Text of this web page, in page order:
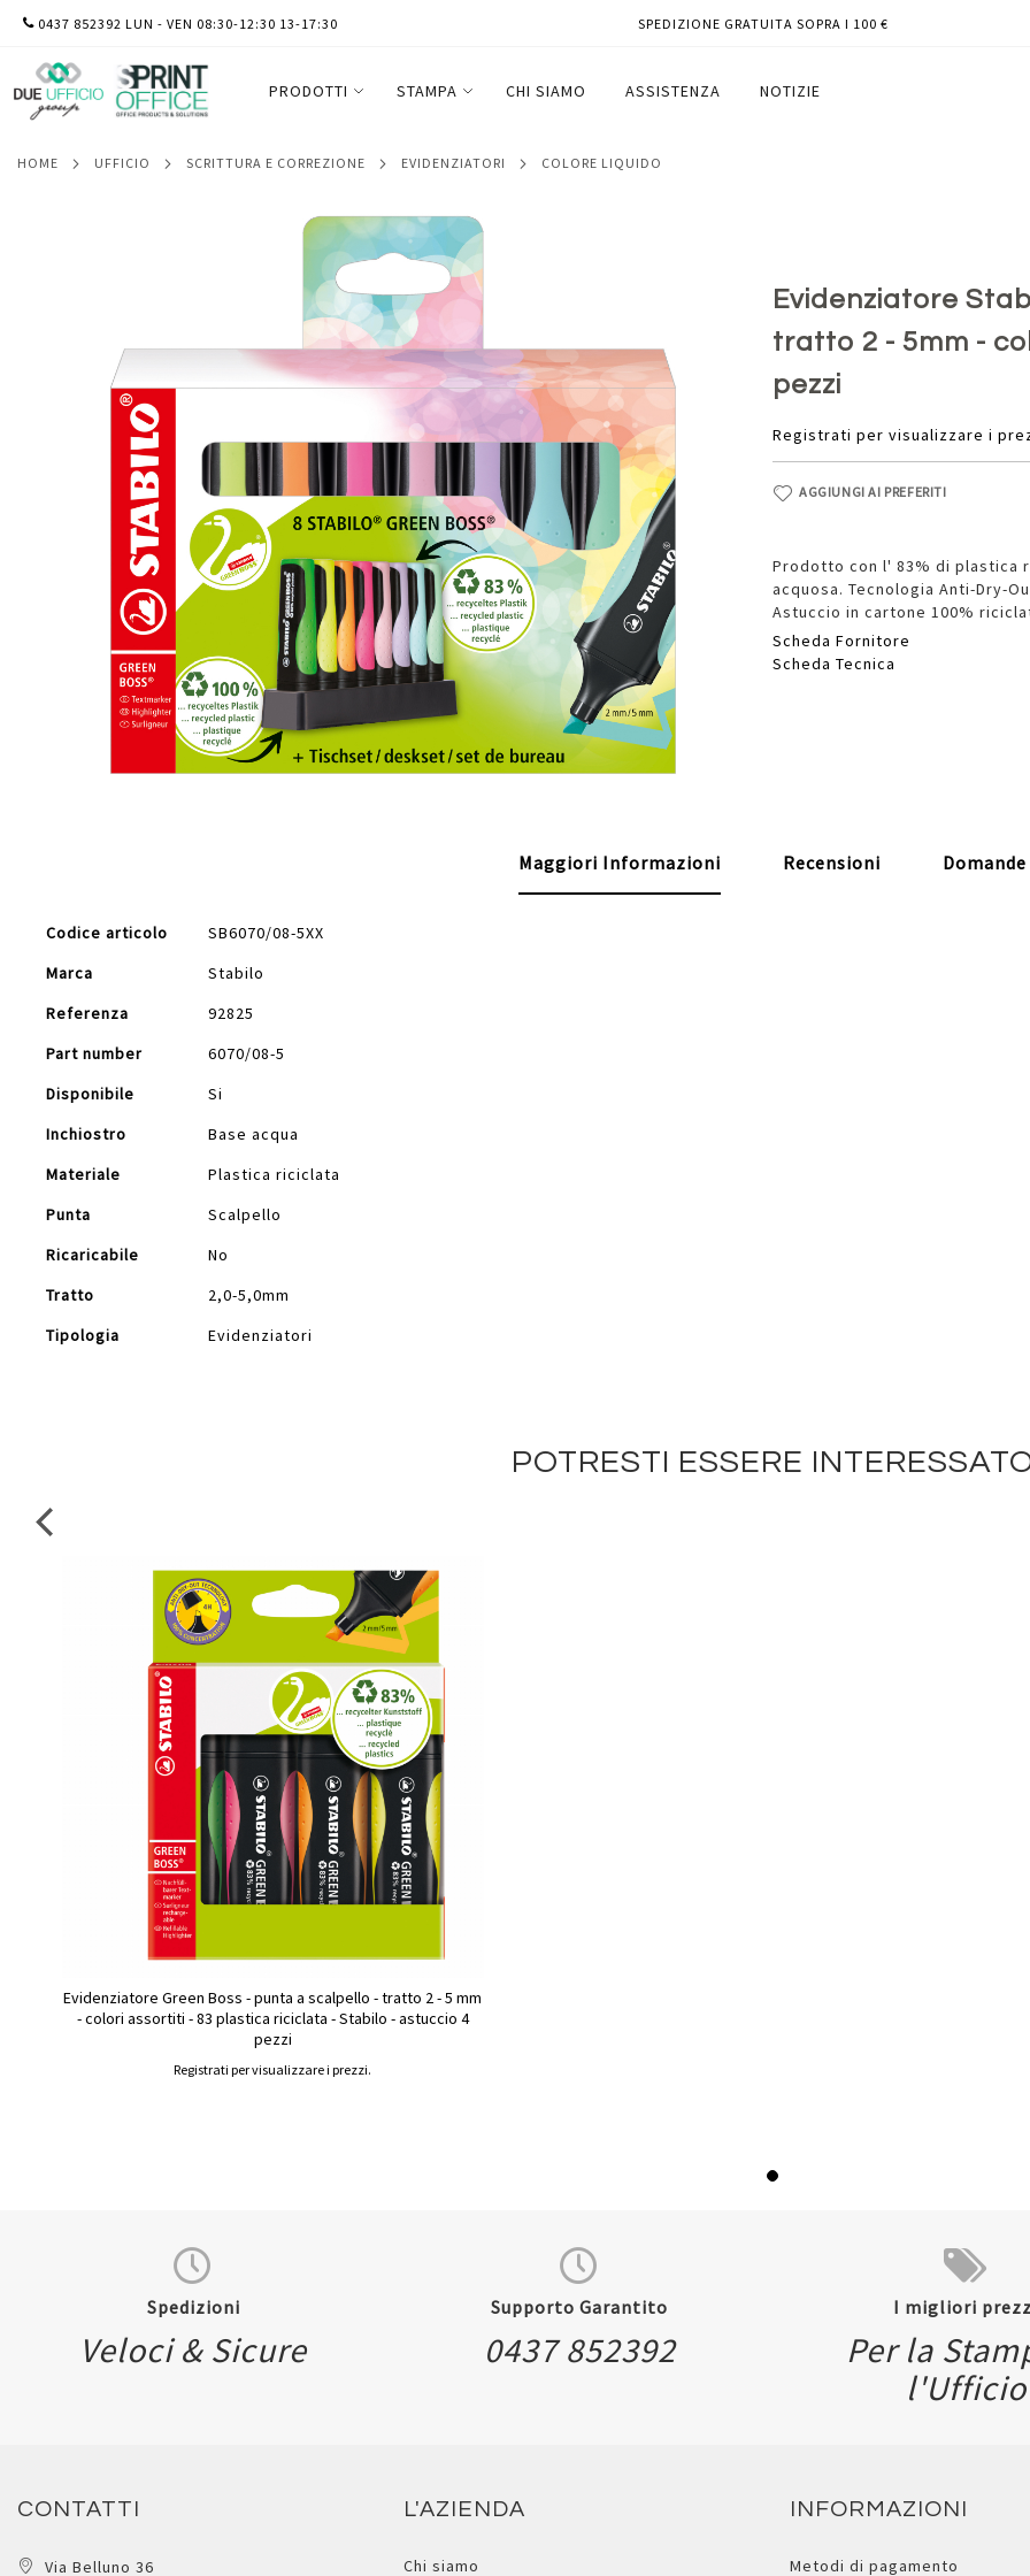
SALTA
CONTENUTO
0437 852392 LUN - VEN 08:30-12:30 13-17:30 SPEDIZIONE GRATUITA SOPRA I 100 €
PRODOTTI STAMPA CHI SIAMO ASSISTENZA NOTIZIE
HOME UFFICIO SCRITTURA E CORREZIONE EVIDENZIATORI COLORE LIQUIDO
Evidenziatore
tratto 2 - 5mm -
pezzi
Registrati per visualizzare i
AGGIUNGI AI PREFERITI
Prodotto con l' 83% di plastica
acquosa. Tecnologia Anti-Dry-
Astuccio in cartone 100%
Scheda Fornitore
Scheda Tecnica
immagini
Maggiori Informazioni
Maggiori
Codice articolo
SB6070/08-5XX
Marca
Stabilo
Referenza
92825
Part number
6070/08-5
Disponibile
Si
Inchiostro
Base acqua
Materiale
Plastica riciclata
Punta
Scalpello
Ricaricabile
No
Tratto
2,0-5,0mm
Tipologia
Evidenziatori
Recensioni Domande
POTRESTI ESSERE
Evidenziatore Green Boss - punta a scalpello - tratto 2 - 5 mm
- colori assortiti - 83 plastica riciclata - Stabilo - astuccio 4
pezzi
Registrati per visualizzare i prezzi.
Spedizioni
Veloci & Sicure
Supporto Garantito
0437 852392
I migliori
Per la
l'Ufficio
CONTATTI
Via Belluno 36
L'AZIENDA
Chi siamo
INFORMAZIONI
Metodi di pagamento
Evidenziatore Stabilo Green Boss - punta a scalpello - tratto 2 - 5mm - colori
assortiti - Stabilo - deskset 8 pezzi